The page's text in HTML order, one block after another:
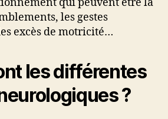
qui peuvent être la
les gestes
excès de motricité…
les différentes
?